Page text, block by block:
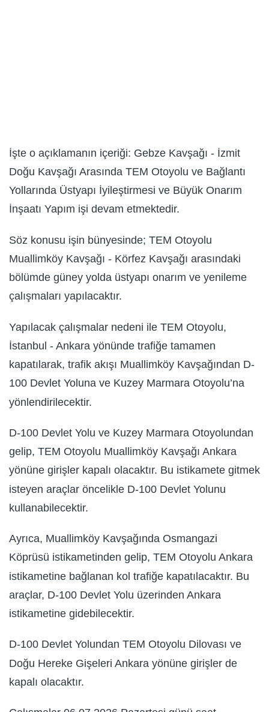
İşte o açıklamanın içeriği: Gebze Kavşağı - İzmit
Doğu Kavşağı Arasında TEM Otoyolu ve Bağlantı
Yollarında Üstyapı İyileştirmesi ve Büyük Onarım
İnşaatı Yapım işi devam etmektedir.
Söz konusu işin bünyesinde; TEM Otoyolu
Muallimköy Kavşağı - Körfez Kavşağı arasındaki
bölümde güney yolda üstyapı onarım ve yenileme
çalışmaları yapılacaktır.
Yapılacak çalışmalar nedeni ile TEM Otoyolu,
İstanbul - Ankara yönünde trafiğe tamamen
kapatılarak, traﬁk akışı Muallimköy Kavşağından D-
100 Devlet Yoluna ve Kuzey Marmara Otoyolu’na
yönlendirilecektir.
D-100 Devlet Yolu ve Kuzey Marmara Otoyolundan
gelip, TEM Otoyolu Muallimköy Kavşağı Ankara
yönüne girişler kapalı olacaktır. Bu istikamete gitmek
isteyen araçlar öncelikle D-100 Devlet Yolunu
kullanabilecektir.
Ayrıca, Muallimköy Kavşağında Osmangazi
Köprüsü istikametinden gelip, TEM Otoyolu Ankara
istikametine bağlanan kol trafiğe kapatılacaktır. Bu
araçlar, D-100 Devlet Yolu üzerinden Ankara
istikametine gidebilecektir.
D-100 Devlet Yolundan TEM Otoyolu Dilovası ve
Doğu Hereke Gişeleri Ankara yönüne girişler de
kapalı olacaktır.